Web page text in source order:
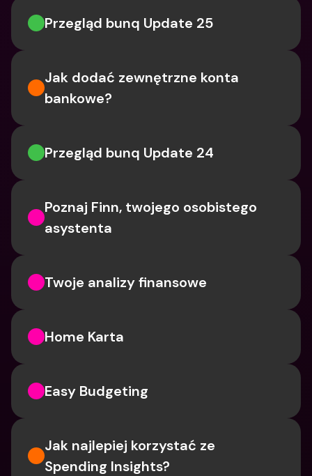
Przegląd bunq Update 25
Jak dodać zewnętrzne konta
bankowe?
Przegląd bunq Update 24
Poznaj Finn, twojego osobistego
asystenta
Twoje analizy finansowe
Home Karta
Easy Budgeting
Jak najlepiej korzystać ze
Spending Insights?